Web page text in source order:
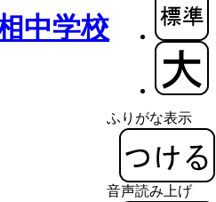
ふりがな表示
音声読み上げ
中学校